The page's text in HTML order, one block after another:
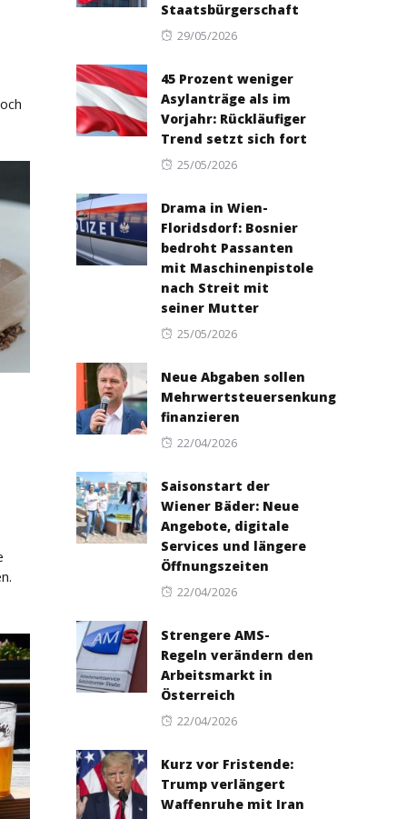
Staatsbürgerschaft
Posted
29/05/2026
45 Prozent weniger
Asylanträge als im
Vorjahr: Rückläufiger
Trend setzt sich fort
Posted
25/05/2026
Drama in Wien-
Floridsdorf: Bosnier
bedroht Passanten
mit Maschinenpistole
nach Streit mit
seiner Mutter
Posted
25/05/2026
Neue Abgaben sollen
Mehrwertsteuersenkung
finanzieren
Posted
22/04/2026
Saisonstart der
Wiener Bäder: Neue
Angebote, digitale
Services und längere
Öffnungszeiten
Posted
22/04/2026
Strengere AMS-
Regeln verändern den
Arbeitsmarkt in
Österreich
Posted
22/04/2026
Kurz vor Fristende:
Trump verlängert
Waffenruhe mit Iran